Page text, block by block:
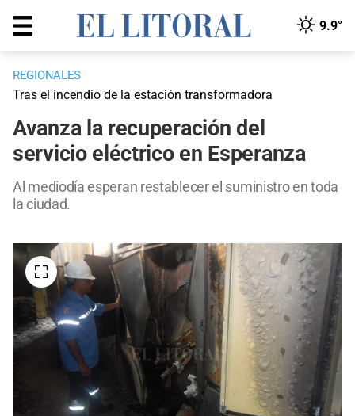
9.9°
REGIONALES
Tras el incendio de la estación transformadora
Avanza la recuperación del
servicio eléctrico en Esperanza
Al mediodía esperan restablecer el suministro en toda
la ciudad.